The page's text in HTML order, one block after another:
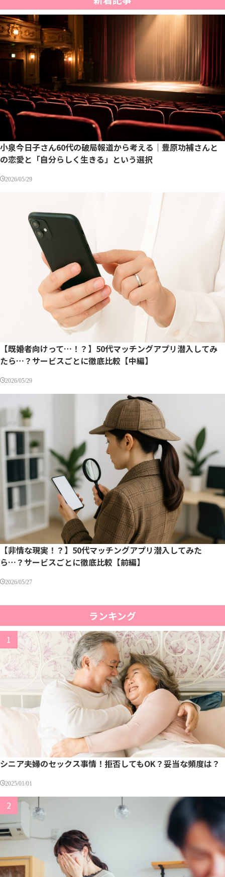
小泉今日子さん60代の破局報道から考える｜豊原功補さんと
の恋愛と「自分らしく生きる」という選択
2026/05/29
【既婚者向けって…！？】50代マッチングアプリ潜入してみ
たら…？サービスごとに徹底比較【中編】
2026/05/29
【非情な現実！？】50代マッチングアプリ潜入してみた
ら…？サービスごとに徹底比較【前編】
2026/05/27
ランキング
シニア夫婦のセックス事情！拒否してもOK？妥当な頻度は？
2025/01/01